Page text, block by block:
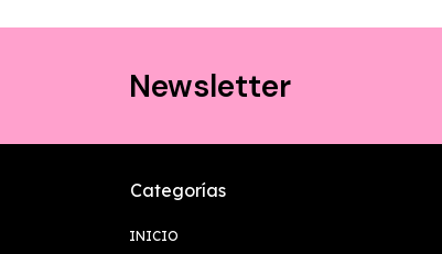
Newsletter
Categorías
INICIO